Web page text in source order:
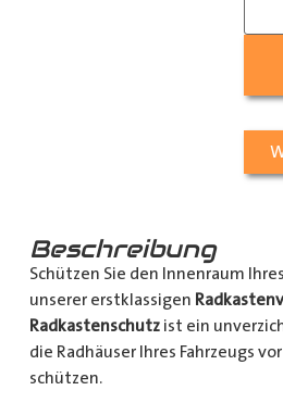
Beschreibung
Schützen Sie den Innenraum Ihres
unserer erstklassigen
Radkastenschutzist ein
die Radhäuser Ihres Fahrzeugs
schützen.